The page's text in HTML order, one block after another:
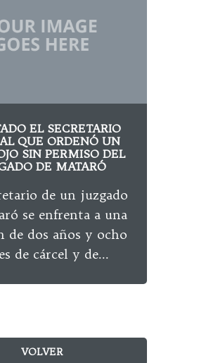
EL SECRETARIO
QUE ORDENÓ UN
SIN PERMISO DEL
DE MATARÓ
de un juzgado
se enfrenta a una
de dos años y ocho
de cárcel y de...
VOLVER